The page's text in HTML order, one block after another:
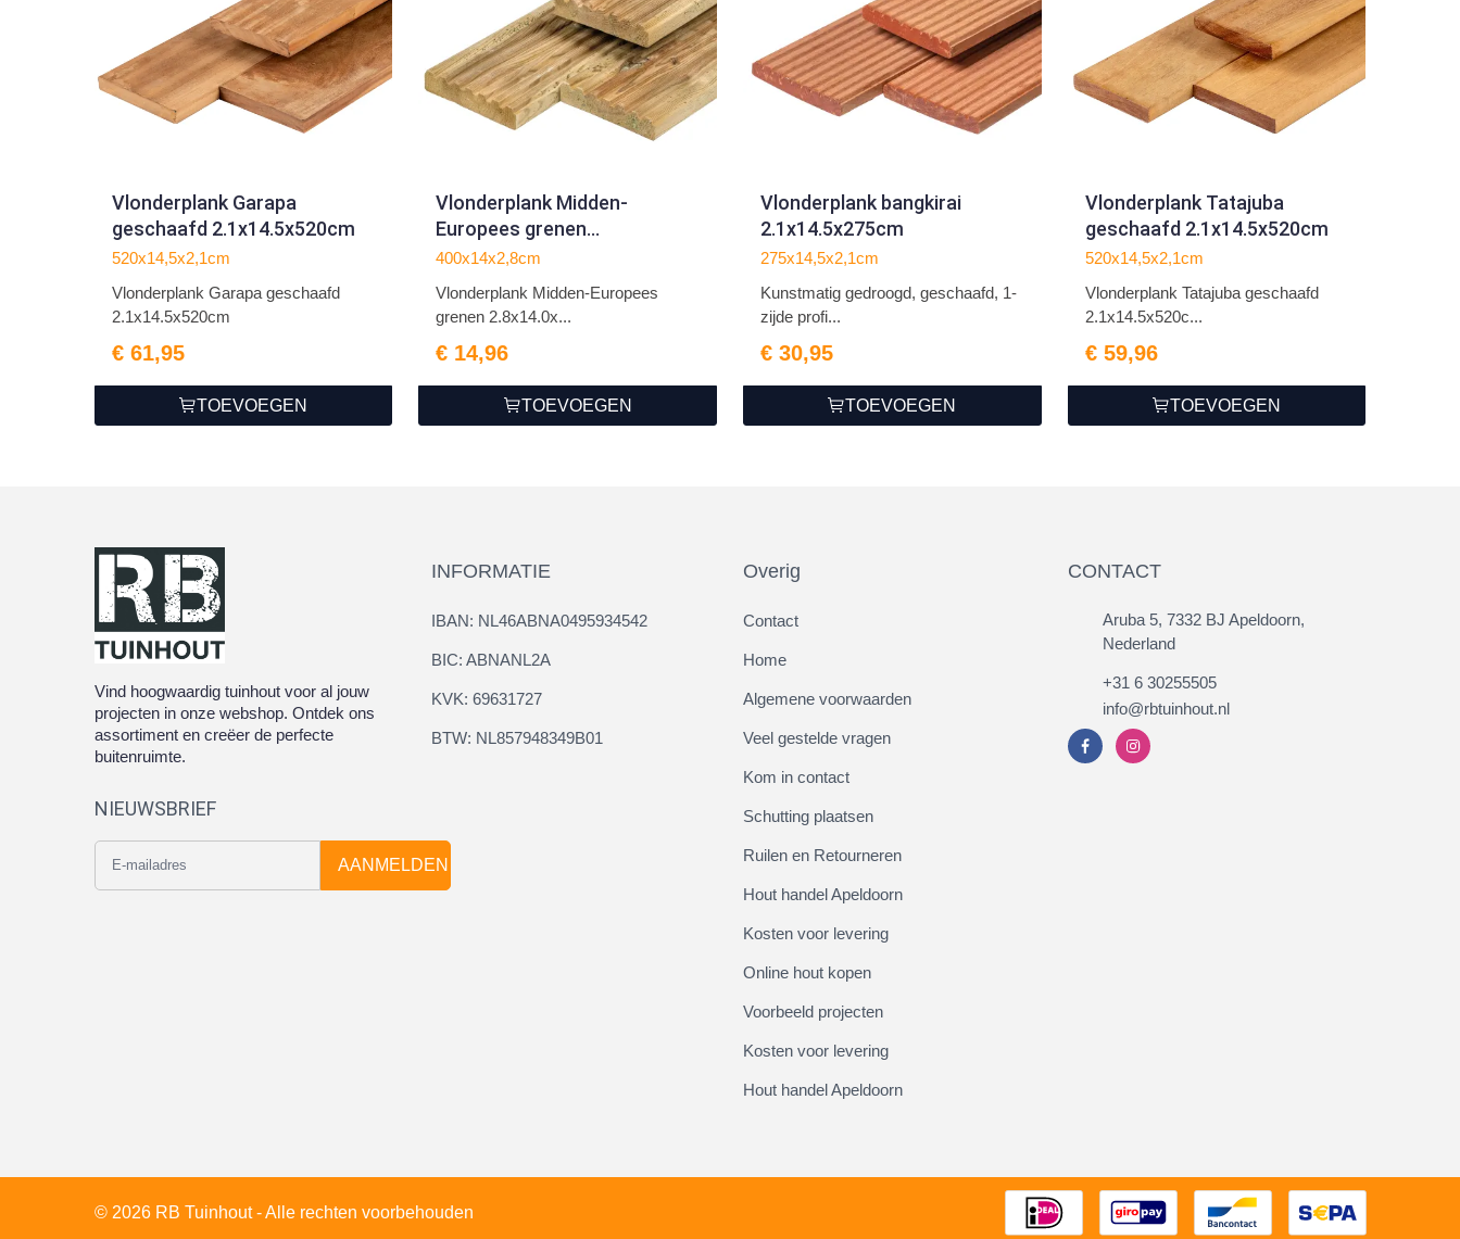
Vlonderplank Garapa
geschaafd 2.1x14.5x520cm
520x14,5x2,1cm
Vlonderplank Garapa geschaafd
2.1x14.5x520cm
€ 61,95
TOEVOEGEN
Vlonderplank Midden-
Europees grenen
2.8x14.0x400cm
400x14x2,8cm
Vlonderplank Midden-Europees
grenen 2.8x14.0x...
€ 14,96
TOEVOEGEN
Vlonderplank bangkirai
2.1x14.5x275cm
275x14,5x2,1cm
Kunstmatig gedroogd, geschaafd, 1-
zijde profi...
€ 30,95
TOEVOEGEN
Vlonderplank Tatajuba
geschaafd 2.1x14.5x520cm
520x14,5x2,1cm
Vlonderplank Tatajuba geschaafd
2.1x14.5x520c...
€ 59,96
TOEVOEGEN
Vind hoogwaardig tuinhout voor al jouw
projecten in onze webshop. Ontdek ons
assortiment en creëer de perfecte
buitenruimte.
NIEUWSBRIEF
AANMELDEN
INFORMATIE
IBAN: NL46ABNA0495934542
BIC: ABNANL2A
KVK: 69631727
BTW: NL857948349B01
Overig
Contact
Home
Algemene voorwaarden
Veel gestelde vragen
Kom in contact
Schutting plaatsen
Ruilen en Retourneren
Hout handel Apeldoorn
Kosten voor levering
Online hout kopen
Voorbeeld projecten
Kosten voor levering
Hout handel Apeldoorn
CONTACT
Aruba 5, 7332 BJ Apeldoorn,
Nederland
+31 6 30255505
info@rbtuinhout.nl
© 2026 RB Tuinhout - Alle rechten voorbehouden